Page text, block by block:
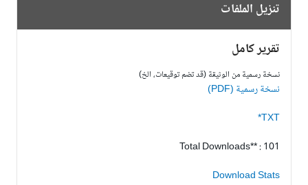
تنزيل الملفات
تقرير كامل
نسخة رسمية من الوثيقة (قد تضم توقيعات، الخ)
نسخة رسمية (PDF)
TXT*
Total Downloads** : 101
Download Stats